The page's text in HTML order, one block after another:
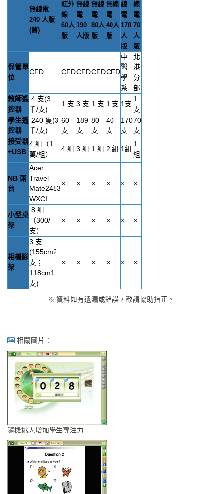
無線電
240 人版
(舊)
紅外
線
60人
版
無線
電
190
人版
無線
電
80人
版
無線
電
40人
版
線
電
170
人
版
線
電
70
人
版
保管單
位
CFD CFDCFDCFDCFD
中
醫
學
系
北
港
分
部
教師遙
控器
4 支(3
千/支)
1 支 3 支 1 支 1 支 1支
1
支
學生遙
控器
240 隻(3
千/支)
60
支
189
支
80
支
40
支
170
支
70
支
接受器
+USB
4 組（1
萬/組）
4 組 3 組 1 組 2 組 1組
1
組
NB 兩
台
Acer
Travel
Mate2483
WXCI
× × × × × ×
小型桌
架
8 組
（300/
支）
× × × × × ×
相機腳
架
3 支
(155cm2
支；
118cm1
支)
× × × × × ×
※ 資料如有遺漏或錯誤，敬請協助指正。
相關圖片：
隨機挑人增加學生專注力